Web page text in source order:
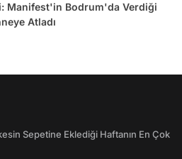
Manifest'in Bodrum'da Verdiği
Atladı
Sepetine Eklediği Haftanın En Çok